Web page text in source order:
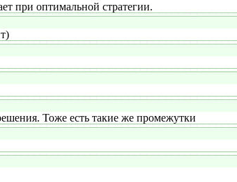
при оптимальной стратегии.
Тоже есть такие же промежутки